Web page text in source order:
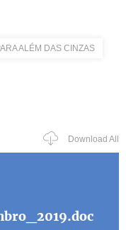
ALÉM DAS CINZAS
Download All